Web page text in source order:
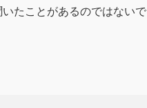
たことがあるのではないで